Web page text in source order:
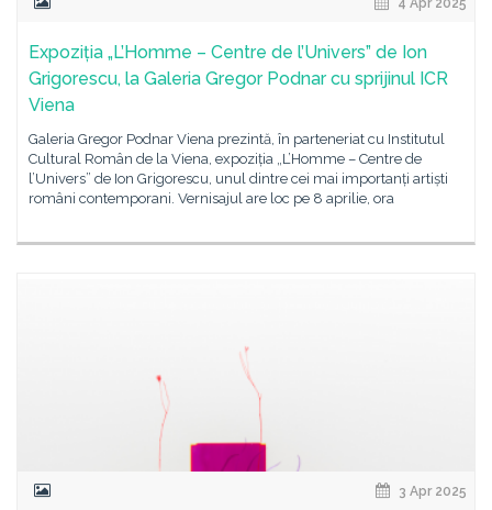
4 Apr 2025
Expoziția „L’Homme – Centre de l’Univers” de Ion
Grigorescu, la Galeria Gregor Podnar cu sprijinul ICR
Viena
Galeria Gregor Podnar Viena prezintă, în parteneriat cu Institutul
Cultural Român de la Viena, expoziția „L’Homme – Centre de
l’Univers” de Ion Grigorescu, unul dintre cei mai importanți artiști
români contemporani. Vernisajul are loc pe 8 aprilie, ora
3 Apr 2025